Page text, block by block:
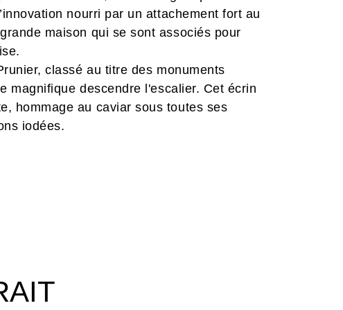
nourri par un attachement fort au
maison qui se sont associés pour
classé au titre des monuments
magnifique descendre l'escalier. Cet écrin
hommage au caviar sous toutes ses
iodées.